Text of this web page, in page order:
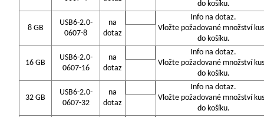
do košíku.
8 GB
USB6-2.0-
0607-8
na
dotaz
Info na dotaz.
Vložte požadované množství
do košíku.
16 GB
USB6-2.0-
0607-16
na
dotaz
Info na dotaz.
Vložte požadované množství
do košíku.
32 GB
USB6-2.0-
0607-32
na
dotaz
Info na dotaz.
Vložte požadované množství
do košíku.